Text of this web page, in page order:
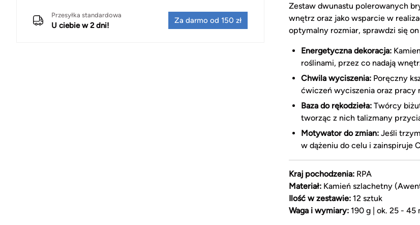
Przesyłka standardowa
U ciebie w 2 dni!
Za darmo od 150 zł
Zestaw dwunastu polerowanych
wnętrz oraz jako wsparcie w
optymalny rozmiar, sprawdzi się
Energetyczna dekoracja:
roślinami, przez co nadają
Chwila wyciszenia: Poręczny
ćwiczeń wyciszenia oraz pracy
Baza do rękodzieła: Twórcy
tworząc z nich talizmany
Motywator do zmian: Jeśli
w dążeniu do celu i zainspiruje
Kraj pochodzenia: RPA
Materiał: Kamień szlachetny
Ilość w zestawie: 12 sztuk
Waga i wymiary: 190 g | ok. 25 - 45